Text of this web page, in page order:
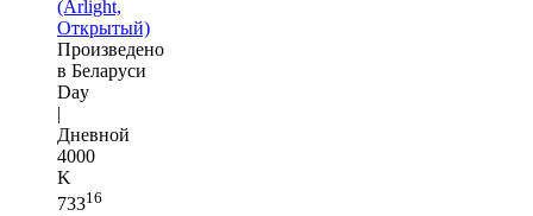
(Arlight,
Открытый)
Произведено
в Беларуси
Day
|
Дневной
4000
K
73316